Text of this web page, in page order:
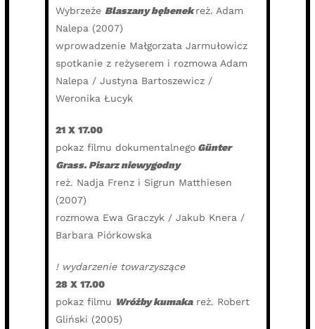
Wybrzeże Blaszany bębenekreż. Adam
Nalepa (2007)
wprowadzenie Małgorzata Jarmułowicz
spotkanie z reżyserem i rozmowa Adam
Nalepa / Justyna Bartoszewicz /
Weronika Łucyk
21 X 17.00
pokaz filmu dokumentalnego Günter
Grass. Pisarz niewygodny
reż. Nadja Frenz i Sigrun Matthiesen
(2007)
rozmowa Ewa Graczyk / Jakub Knera /
Barbara Piórkowska
! wydarzenie towarzyszące
28 X 17.00
pokaz filmu Wróżby kumakareż. Robert
Gliński (2005)